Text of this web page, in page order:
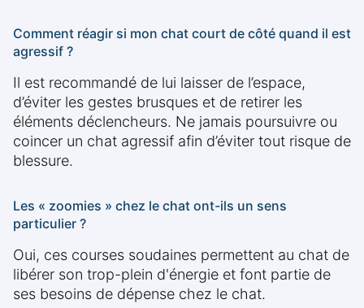
Comment réagir si mon chat court de côté quand il est
agressif ?
Il est recommandé de lui laisser de l’espace,
d’éviter les gestes brusques et de retirer les
éléments déclencheurs. Ne jamais poursuivre ou
coincer un chat agressif afin d’éviter tout risque de
blessure.
Les « zoomies » chez le chat ont-ils un sens
particulier ?
Oui, ces courses soudaines permettent au chat de
libérer son trop-plein d'énergie et font partie de
ses besoins de dépense chez le chat.